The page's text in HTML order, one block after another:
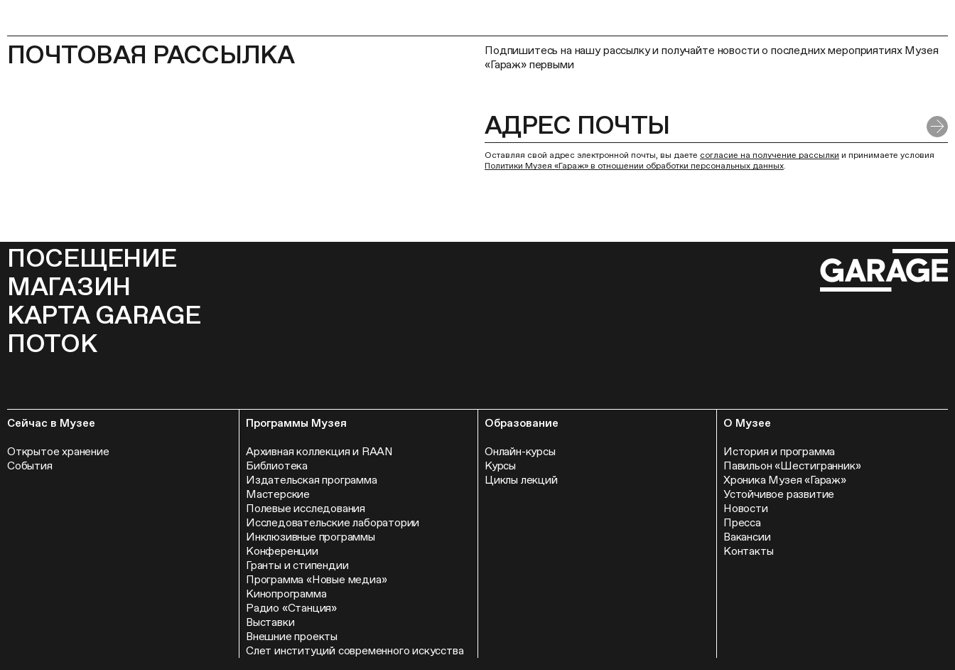
ПОЧТОВАЯ РАССЫЛКА
Подпишитесь на нашу рассылку и получайте новости о последних мероприятиях Музея
«Гараж» первыми
Оставляя свой адрес электронной почты, вы даете согласие на получение рассылки и принимаете условия
Политики Музея «Гараж» в отношении обработки персональных данных.
ПОСЕЩЕНИЕ
МАГАЗИН
КАРТА GARAGE
ПОТОК
Сейчас в Музее
Открытое хранение
События
Программы Музея
Архивная коллекция и RAAN
Библиотека
Издательская программа
Мастерские
Полевые исследования
Исследовательские лаборатории
Инклюзивные программы
Конференции
Гранты и стипендии
Программа «Новые медиа»
Кинопрограмма
Радио «Станция»
Выставки
Внешние проекты
Слет институций современного искусства
Образование
Онлайн-курсы
Курсы
Циклы лекций
О Музее
История и программа
Павильон «Шестигранник»
Хроника Музея «Гараж»
Устойчивое развитие
Новости
Пресса
Вакансии
Контакты